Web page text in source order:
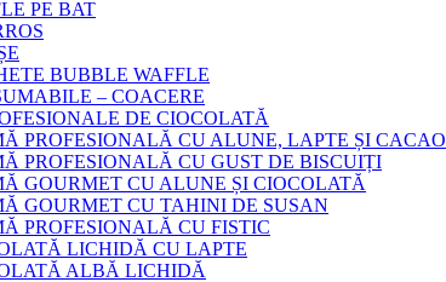
PE BAT
BUBBLE WAFFLE
– COACERE
DE CIOCOLATĂ
PROFESIONALĂ CU ALUNE, LAPTE ȘI CACAO
PROFESIONALĂ CU GUST DE BISCUIȚI
GOURMET CU ALUNE ȘI CIOCOLATĂ
GOURMET CU TAHINI DE SUSAN
PROFESIONALĂ CU FISTIC
LICHIDĂ CU LAPTE
ALBĂ LICHIDĂ